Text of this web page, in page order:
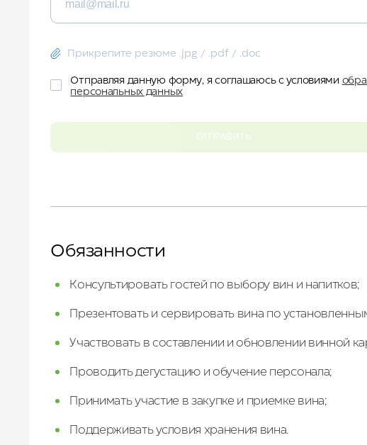
РЕСТОРАНЫ И БАРЫ
УСЛУГИ И СЕРВИС
КУРОРТ
Прикрепите резюме .jpg / .pdf / .doc
Отправляя данную форму, я соглашаюсь с условиями
персональных данных
ОТПРАВИТЬ
Обязанности
Консультировать гостей по выбору вин и напитков;
Презентовать и сервировать вина по
Участвовать в составлении и обновлении винной
Проводить дегустацию и обучение персонала;
Принимать участие в закупке и приемке вина;
Поддерживать условия хранения вина.